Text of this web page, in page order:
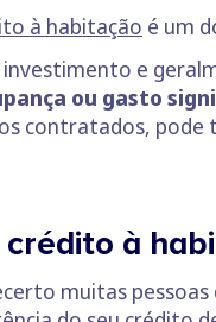
à habitação é um
investimento e
ou gasto
contratados, pode
à
muitas